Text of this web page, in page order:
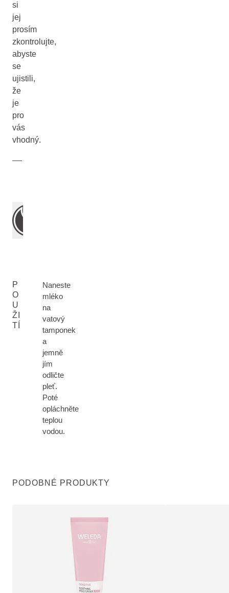
si
jej
prosím
zkontrolujte,
abyste
se
ujistili,
že
je
pro
vás
vhodný.
P
O
U
ŽI
TÍ
Naneste
mléko
na
vatový
tamponek
a
jemně
jím
odličte
pleť.
Poté
opláchněte
teplou
vodou.
PODOBNÉ PRODUKTY